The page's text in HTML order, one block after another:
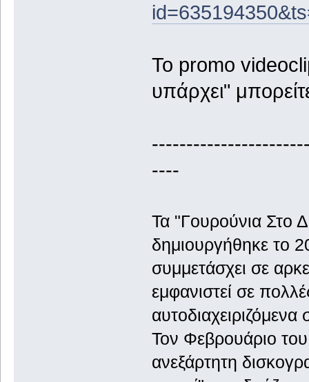
To promo
υπάρχει"
----
Τα "Γουρούνια Στο
δημιουργήθηκε το
συμμετάσχει σε
εμφανιστεί σε
αυτοδιαχειριζόμενα
Τον Φεβρουάριο
ανεξάρτητη